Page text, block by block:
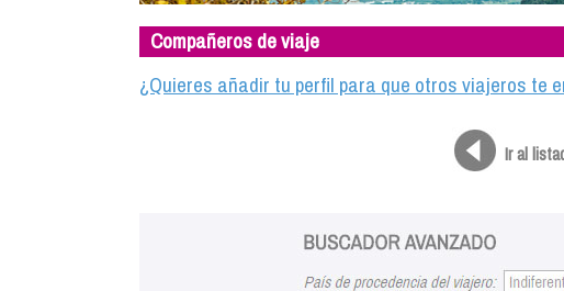
Compañeros de viaje
¿Quieres añadir tu perfil para que otros viajeros te
Ir al